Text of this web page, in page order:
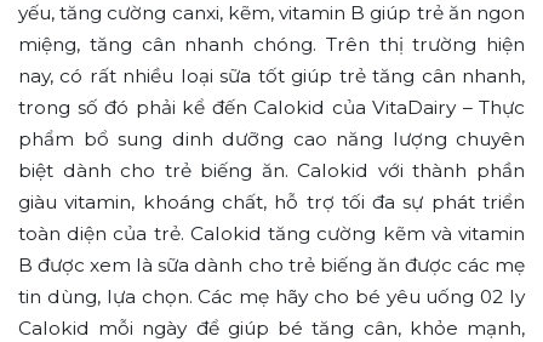
yếu, tăng cường canxi, kẽm, vitamin B giúp trẻ ăn ngon
miệng, tăng cân nhanh chóng. Trên thị trường hiện
nay, có rất nhiều loại sữa tốt giúp trẻ tăng cân nhanh,
trong số đó phải kể đến Calokid của VitaDairy – Thực
phẩm bổ sung dinh dưỡng cao năng lượng chuyên
biệt dành cho trẻ biếng ăn. Calokid với thành phần
giàu vitamin, khoáng chất, hỗ trợ tối đa sự phát triển
toàn diện của trẻ. Calokid tăng cường kẽm và vitamin
B được xem là sữa dành cho trẻ biếng ăn được các mẹ
tin dùng, lựa chọn. Các mẹ hãy cho bé yêu uống 02 ly
Calokid mỗi ngày để giúp bé tăng cân, khỏe mạnh,